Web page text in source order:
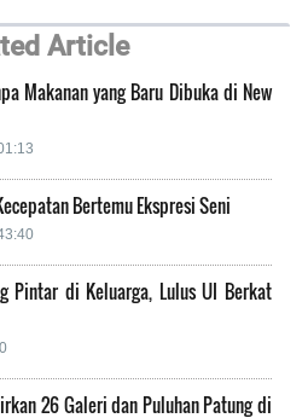
Article
Makanan yang Baru Dibuka di New
Bertemu Ekspresi Seni
Pintar di Keluarga, Lulus UI Berkat
26 Galeri dan Puluhan Patung di